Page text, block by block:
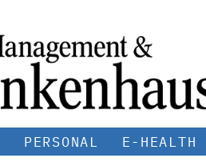
PERSONAL E-HEALTH